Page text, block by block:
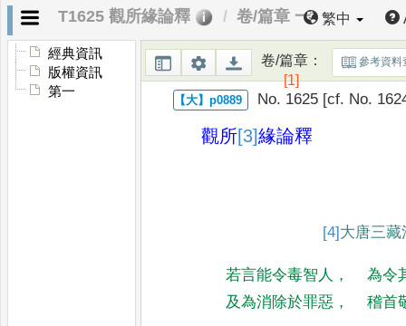
T1625 觀所緣論釋 卷/篇章 一 繁中
經典資訊
版權資訊
第一
卷/篇章：
[1]
參考資料
No. 1625 [cf. No.
觀所[3]緣論釋
[4] 大唐三
若言能令毒智人 ，
為令
及為消除於罪惡 ， 稽首